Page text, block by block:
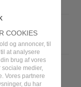
COOKIES
og annoncer, til
at analysere
brug af vores
sociale medier,
Vores partnere
du har